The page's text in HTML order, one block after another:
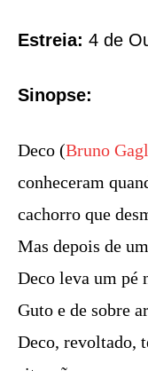
Estreia: 4 de
Sinopse:
Deco (Bruno
conheceram
cachorro que
Mas depois de
Deco leva um pé
Guto e de sobre
Deco, revoltado,